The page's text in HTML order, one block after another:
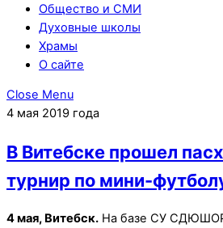
Общество и СМИ
Духовные школы
Храмы
О сайте
Close Menu
4 мая 2019 года
В Витебске прошел
турнир по мини-
4 мая, Витебск. На базе СУ